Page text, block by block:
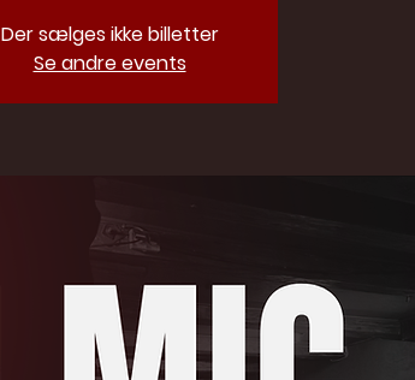
Der sælges ikke billetter
Se andre events